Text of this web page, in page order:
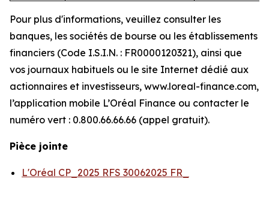
Pour plus d'informations, veuillez consulter les
banques, les sociétés de bourse ou les établissements
financiers (Code I.S.I.N. : FR0000120321), ainsi que
vos journaux habituels ou le site Internet dédié aux
actionnaires et investisseurs, www.loreal-finance.com,
l’application mobile L’Oréal Finance ou contacter le
numéro vert : 0.800.66.66.66 (appel gratuit).
Pièce jointe
L'Oréal CP_2025 RFS 30062025 FR_